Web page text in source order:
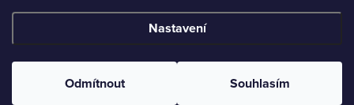
Nastavení
Odmítnout Souhlasím
Copyright 2026Feliti shop. Všechna práva vyhrazena.